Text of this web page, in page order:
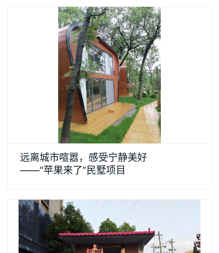
远离城市喧嚣，感受宁静美好
——“苹果来了”民墅项目